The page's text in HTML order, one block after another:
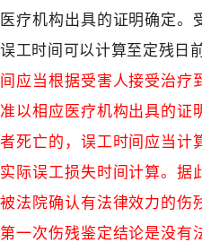
医疗机构出具的证明确定。
误工时间可以计算至定残日
间应当根据受害人接受治疗
准以相应医疗机构出具的证
者死亡的，误工时间应当计
实际误工损失时间计算。据
被法院确认有法律效力的伤
第一次伤残鉴定结论是没有